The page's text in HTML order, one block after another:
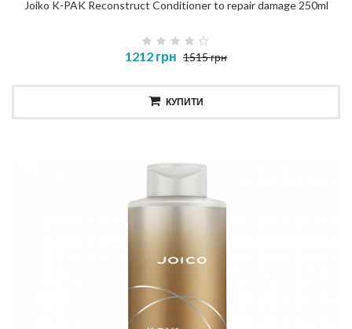
Joiko K-PAK Reconstruct Conditioner to repair damage 250ml
1212 грн 1515 грн
КУПИТИ